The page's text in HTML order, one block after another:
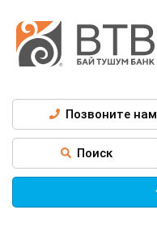
Позвоните нам
Поиск